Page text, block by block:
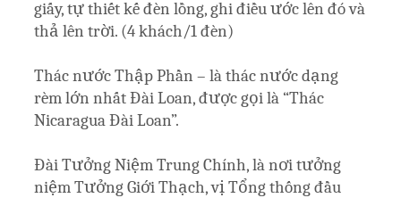
giấy, tự thiết kế đèn lồng, ghi điều ước lên đó và
thả lên trời. (4 khách/1 đèn)
Thác nước Thập Phần – là thác nước dạng
rèm lớn nhất Đài Loan, được gọi là “Thác
Nicaragua Đài Loan”.
Đài Tưởng Niệm Trung Chính, là nơi tưởng
niệm Tưởng Giới Thạch, vị Tổng thống đầu